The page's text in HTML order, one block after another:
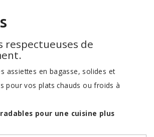
respectueuses de
assiettes en bagasse, solides et
pour vos plats chauds ou froids à
pour une cuisine plus